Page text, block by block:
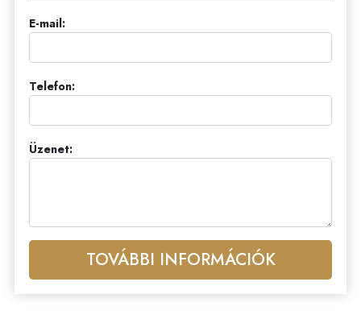
E-mail:
Telefon:
Üzenet:
TOVÁBBI INFORMÁCIÓK